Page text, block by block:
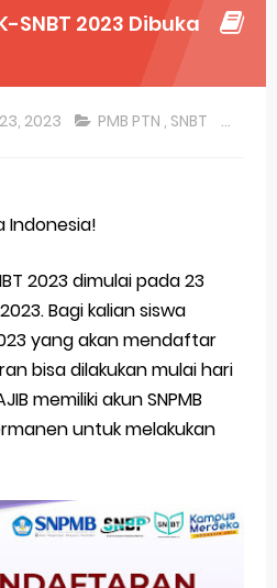
pengisian PDSS bagi sekolah
Hasil UTBK Untuk Penerimaan Mahasiswa
Seleksi Masuk Perguruan Tinggi Negeri Tahun 2023
SNPMB tahun 2023
Perguruan Tinggi Negeri (PMB PTN) tahun 2023
tahun 2023 Jalur Talent Scouting
Program Studi dalam PMB PTN
Mahasiswa Baru di Perguruan Tinggi Negeri
PMDK UNEJ 2022
UTBK-SBMPTN 2022
SNBT 2023 Dibuka
2023 PMB PTN , SNBT
Indonesia!
2023 dimulai pada 23
Bagi kalian siswa
yang akan mendaftar
bisa dilakukan mulai hari
memiliki akun SNPMB
untuk melakukan